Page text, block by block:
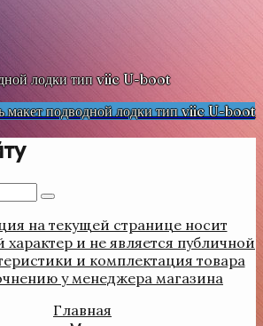
лодки тип viic U-boot
макет подводной лодки тип viic U-boot
Поиск
на текущей странице носит
и не является публичной
и комплектация товара
у менеджера магазина
Главная